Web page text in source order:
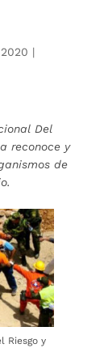
|
Del
reconoce y
de
Riesgo y